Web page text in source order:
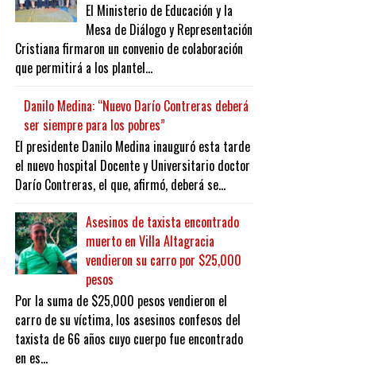
El Ministerio de Educación y la
Mesa de Diálogo y Representación
Cristiana firmaron un convenio de colaboración
que permitirá a los plantel...
Danilo Medina: “Nuevo Darío Contreras deberá
ser siempre para los pobres”
El presidente Danilo Medina inauguró esta tarde
el nuevo hospital Docente y Universitario doctor
Darío Contreras, el que, afirmó, deberá se...
Asesinos de taxista encontrado
muerto en Villa Altagracia
vendieron su carro por $25,000
pesos
Por la suma de $25,000 pesos vendieron el
carro de su víctima, los asesinos confesos del
taxista de 66 años cuyo cuerpo fue encontrado
en es...